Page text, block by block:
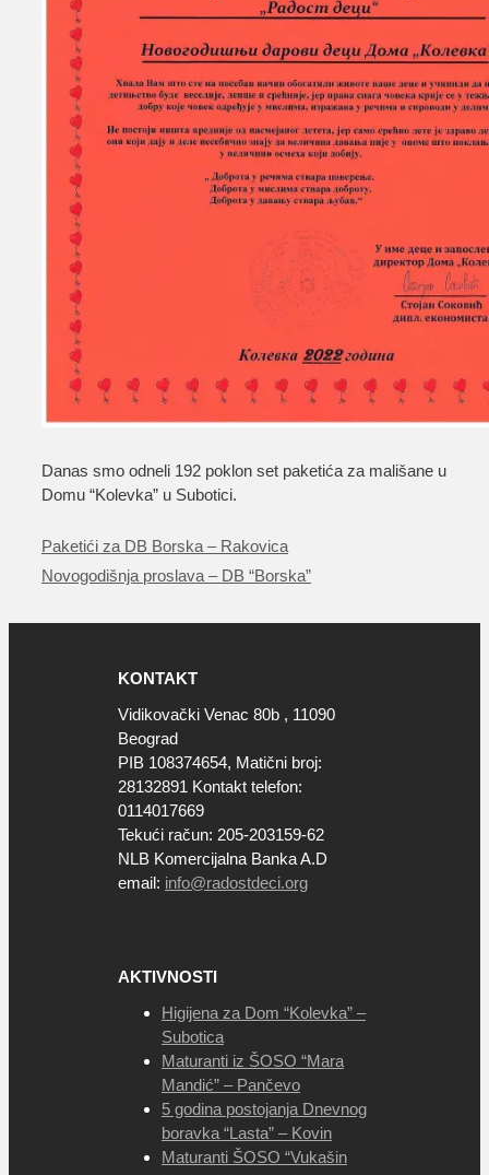
Danas smo odneli 192 poklon set paketića za mališane u
Domu “Kolevka” u Subotici.
Paketići za DB Borska – Rakovica
Novogodišnja proslava – DB “Borska”
KONTAKT
Vidikovački Venac 80b , 11090
Beograd
PIB 108374654, Matični broj:
28132891 Kontakt telefon:
0114017669
Tekući račun: 205-203159-62
NLB Komercijalna Banka A.D
email: info@radostdeci.org
AKTIVNOSTI
Higijena za Dom “Kolevka” –
Subotica
Maturanti iz ŠOSO “Mara
Mandić” – Pančevo
5 godina postojanja Dnevnog
boravka “Lasta” – Kovin
Maturanti ŠOSO “Vukašin